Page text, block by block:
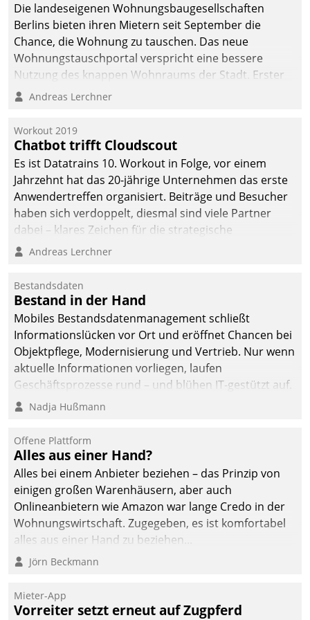
Die landeseigenen Wohnungsbaugesellschaften
Berlins bieten ihren Mietern seit September die
Chance, die Wohnung zu tauschen. Das neue
Wohnungstauschportal verspricht eine bessere
Nutzung des knappen Wohnraums der Stadt. Erster
Anwendungsfall für Datatrains Lösung API-Hub mit
Unternehmen.
Andreas Lerchner
Workout 2019
Chatbot trifft Cloudscout
Es ist Datatrains 10. Workout in Folge, vor einem
Jahrzehnt hat das 20-jährige Unternehmen das erste
Anwendertreffen organisiert. Beiträge und Besucher
haben sich verdoppelt, diesmal sind viele Partner
dabei – klares Zeichen für die strategische
Fokussierung auf den Kunden.
Andreas Lerchner
Bestandsdaten
Bestand in der Hand
Mobiles Bestandsdatenmanagement schließt
Informationslücken vor Ort und eröffnet Chancen bei
Objektpflege, Modernisierung und Vertrieb. Nur wenn
aktuelle Informationen vorliegen, laufen
Geschäftsprozesse rund – und blühen IT-gestützt auf.
Nadja Hußmann
Offene Plattform
Alles aus einer Hand?
Alles bei einem Anbieter beziehen – das Prinzip von
einigen großen Warenhäusern, aber auch
Onlineanbietern wie Amazon war lange Credo in der
Wohnungswirtschaft. Zugegeben, es ist komfortabel
alles aus einer Hand zu beziehen...
Jörn Beckmann
Mieter-App
Vorreiter setzt erneut auf Zugpferd